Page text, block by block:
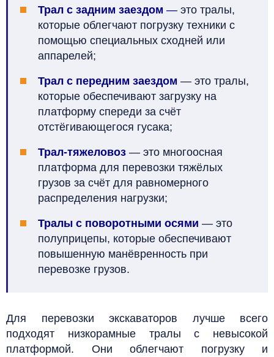
Трал с задним заездом — это тралы,
которые облегчают погрузку техники с
помощью специальных сходней или
аппарелей;
Трал с передним заездом — это тралы,
которые обеспечивают загрузку на
платформу спереди за счёт
отстёгивающегося гусака;
Трал-тяжеловоз — это многоосная
платформа для перевозки тяжёлых
грузов за счёт для равномерного
распределения нагрузки;
Тралы с поворотными осями — это
полуприцепы, которые обеспечивают
повышенную манёвренность при
перевозке грузов.
Для перевозки экскаваторов лучше всего
подходят низкорамные тралы с невысокой
платформой. Они облегчают погрузку и